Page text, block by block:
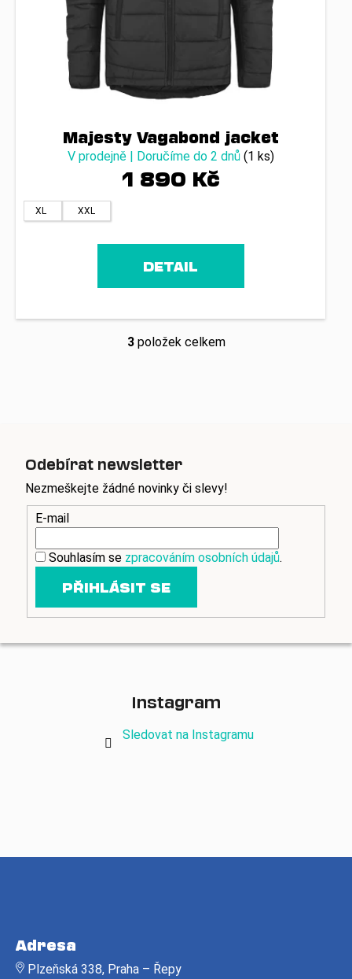
Majesty Vagabond jacket
V prodejně | Doručíme do 2 dnů (1 ks)
1 890 Kč
XL XXL
DETAIL
O
í
p
r
v
y
p
s
3položek celkem
Odebírat newsletter
Nezmeškejte žádné novinky či slevy!
E-mail
Souhlasím se zpracováním osobních údajů.
PŘIHLÁSIT SE
Instagram
Sledovat na Instagramu
Adresa
Plzeňská 338, Praha – Řepy